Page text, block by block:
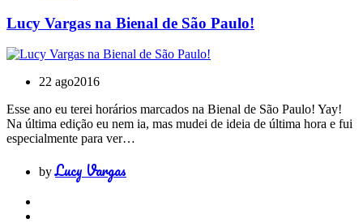
Lucy Vargas na Bienal de São Paulo!
22 ago2016
Esse ano eu terei horários marcados na Bienal de São Paulo! Yay!
Na última edição eu nem ia, mas mudei de ideia de última hora e fui
especialmente para ver…
byLucy Vargas